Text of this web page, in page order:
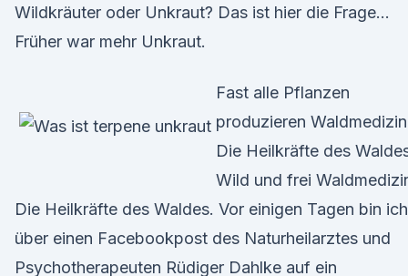
Wildkräuter oder Unkraut? Das ist hier die Frage…
Früher war mehr Unkraut.
Fast alle Pflanzen
produzieren
Die Heilkräfte des
Wild und frei
Die Heilkräfte des Waldes. Vor einigen Tagen bin ich
über einen Facebookpost des Naturheilarztes und
Psychotherapeuten Rüdiger Dahlke auf ein